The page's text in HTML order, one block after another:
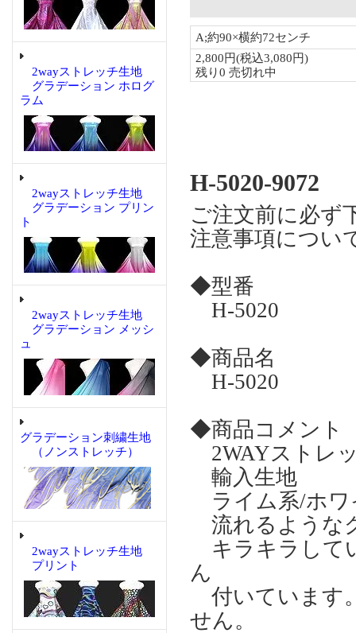
2wayストレッチ生地
グラデーション ホログ
ラム
2wayストレッチ生地
グラデーション プリン
ト
2wayストレッチ生地
グラデーション メッシ
ュ
グラデーション刺繍生地
（ノンストレッチ）
2wayストレッチ生地
プリント
H-5020-9072
ご注文前に必ず
注意事項につい
◆型番
H-5020
◆商品名
H-5020
◆商品コメント
2WAYストレ
輸入生地
ライム系/ホ
流れるような
キラキラして
ん
付いています
せん。